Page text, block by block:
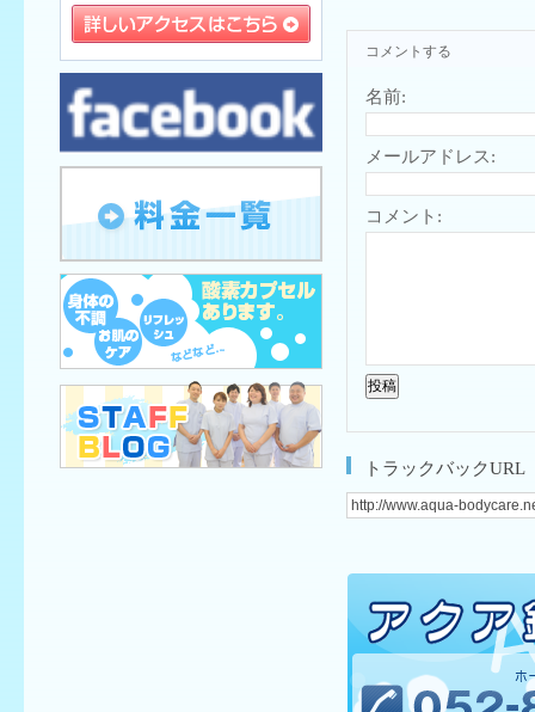
コメントする
名前:
メールアドレス:
コメント:
トラックバックURL